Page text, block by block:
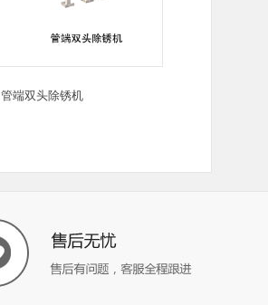
管端双头除锈机